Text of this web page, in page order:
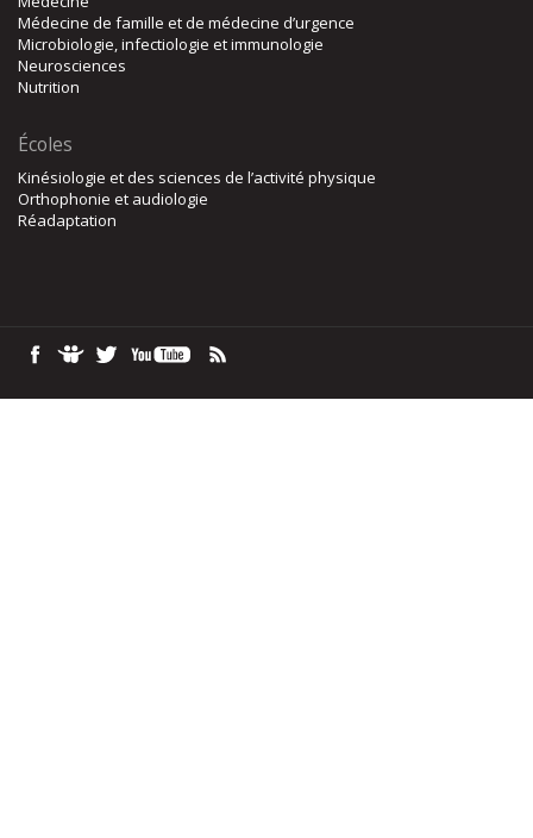
Médecine de famille et de médecine d’urgence
Microbiologie, infectiologie et immunologie
Neurosciences
Nutrition
Écoles
Kinésiologie et des sciences de l’activité physique
Orthophonie et audiologie
Réadaptation